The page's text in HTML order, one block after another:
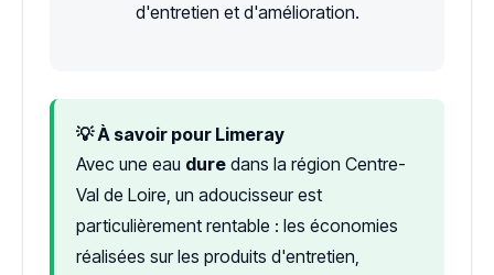
d'entretien et d'amélioration.
💡 À savoir pour Limeray
Avec une eau dure dans la région Centre-
Val de Loire, un adoucisseur est
particulièrement rentable : les économies
réalisées sur les produits d'entretien,